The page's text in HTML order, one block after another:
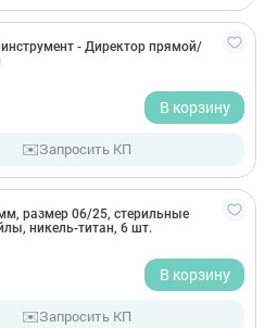
- Директор прямой/
В корзину
✉️Запросить КП
размер 06/25, стерильные
никель-титан, 6 шт.
В корзину
✉️Запросить КП